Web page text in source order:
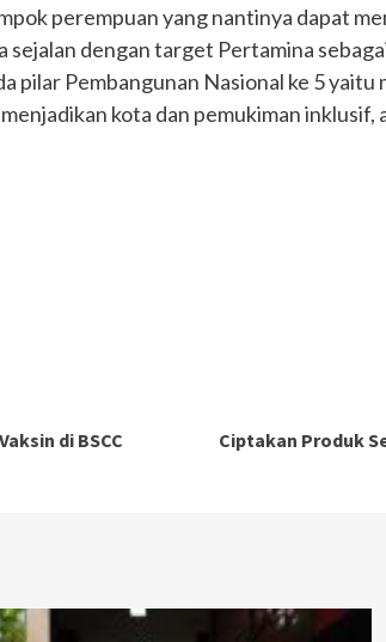
perempuan yang nantinya dapat
dengan target Pertamina
pilar Pembangunan Nasional ke 5
kota dan pemukiman inklusif,
di BSCC
Ciptakan Produk